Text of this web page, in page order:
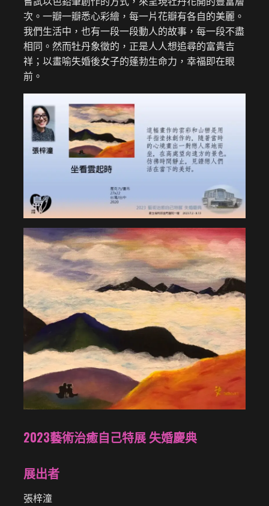
次。一瓣一瓣悉心彩繪，每一片花瓣有各自的美麗。
我們生活中，也有一段一段動人的故事，每一段不盡
相同。然而牡丹象徵的，正是人人想追尋的富貴吉
祥；以畫喻失婚後女子的蓬勃生命力，幸福即在眼
前。
2023藝術治癒自己特展 失婚慶典
展出者
張梓潼